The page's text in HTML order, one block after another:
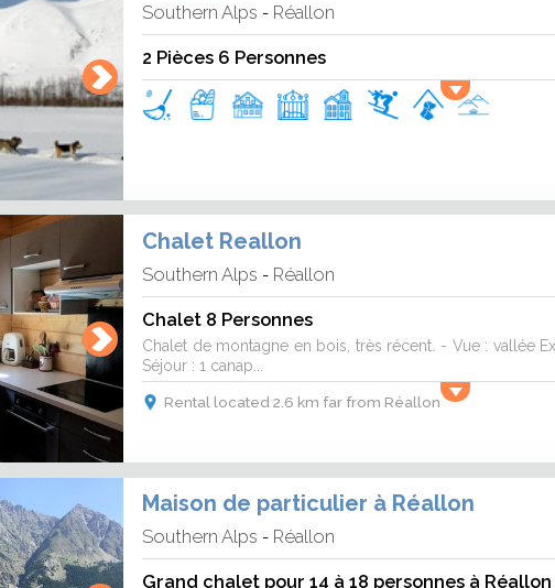
Southern Alps - Réallon
2 Pièces 6 Personnes
Chalet Reallon
Southern Alps - Réallon
Chalet 8 Personnes
Chalet de montagne en bois, très récent. - Vue : vallée
Séjour : 1 canap...
Rental located 2.6 km far from Réallon
Maison de particulier à Réallon
Southern Alps - Réallon
Grand chalet pour 14 à 18 personnes à Réallon